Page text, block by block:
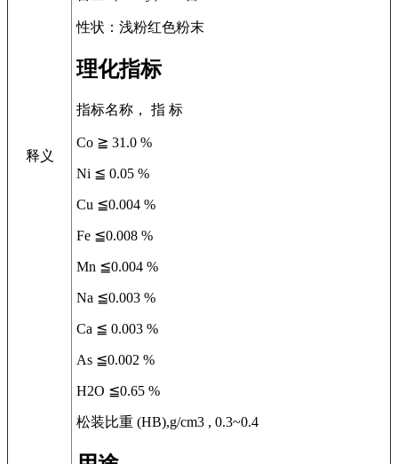
释义
性状：浅粉红色粉末
理化指标
指标名称， 指 标
Co ≧ 31.0 %
Ni ≦ 0.05 %
Cu ≦0.004 %
Fe ≦0.008 %
Mn ≦0.004 %
Na ≦0.003 %
Ca ≦ 0.003 %
As ≦0.002 %
H2O ≦0.65 %
松装比重 (HB),g/cm3 , 0.3~0.4